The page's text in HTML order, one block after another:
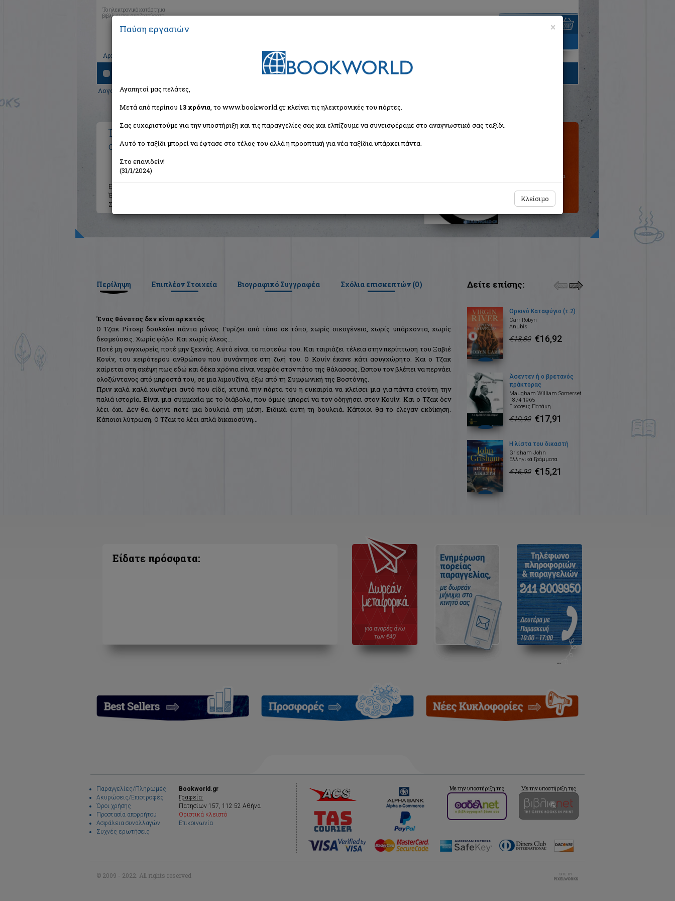
Το ηλεκτρονικό κατάστημα
βιβλίων που αναζητούσατε!
Αρχική
είναι άδειο
Λογοτεχνία>Μεταφρασμένη λογοτεχνία
Ένας θάνατος δεν είναι αρκετός
Child Lee 1954-
Εκδότης:
Έτος:
Σελίδες:
Δεν υπάρχει δυνατότητα
παραγγελίας
Περίληψη Επιπλέον Στοιχεία Βιογραφικό Συγγραφέα Σχόλια επισκεπτών (0)
Ένας θάνατος δεν είναι αρκετός
Ο Τζακ Ρίτσερ δουλεύει πάντα μόνος. Γυρίζει από τόπο σε τόπο, χωρίς οικογένεια, χωρίς υπάρχοντα, χωρίς
δεσμεύσεις. Χωρίς φόβο. Και χωρίς έλεος...
Ποτέ μη συγχωρείς, ποτέ μην ξεχνάς. Αυτό είναι το πιστεύω του. Και ταιριάζει τέλεια στην περίπτωση του Ξαβιέ
Κουίν, του χειρότερου ανθρώπου που συνάντησε στη ζωή του. Ο Κουίν έκανε κάτι ασυγχώρητο. Και ο Τζακ
χαίρεται στη σκέψη πως εδώ και δέκα χρόνια είναι νεκρός στον πάτο της θάλασσας. Ώσπου τον βλέπει να περνάει
ολοζώντανος από μπροστά του, σε μια λιμουζίνα, έξω από τη Συμφωνική της Βοστόνης.
Πριν καλά καλά χωνέψει αυτό που είδε, χτυπά την πόρτα του η ευκαιρία να κλείσει μια για πάντα ετούτη την
παλιά ιστορία. Είναι μια συμμαχία με το διάβολο, που όμως μπορεί να τον οδηγήσει στον Κουίν. Και ο Τζακ δεν
λέει όχι. Δεν θα άφηνε ποτέ μια δουλειά στη μέση. Ειδικά αυτή τη δουλειά. Κάποιοι θα το έλεγαν εκδίκηση.
Κάποιοι λύτρωση. Ο Τζακ το λέει απλά δικαιοσύνη...
Δείτε επίσης:
Ορεινό Καταφύγιο (τ.2)
Carr Robyn
Anubis
€18,80 €16,92
Άσεντεν ή ο βρετανός
πράκτορας
Maugham William Somerset
1874-1965
Εκδόσεις Πατάκη
€19,90 €17,91
Η λίστα του δικαστή
Grisham John
Ελληνικά Γράμματα
€16,90 €15,21
Είδατε πρόσφατα:
Παραγγελίες/Πληρωμές
Ακυρώσεις/Επιστροφές
Όροι χρήσης
Προστασία απορρήτου
Ασφάλεια συναλλαγών
Συχνές ερωτήσεις
Bookworld.gr
Γραφεία:
Πατησίων 157, 112 52 Αθήνα
Οριστικά κλειστό
Επικοινωνία
Με την υποστήριξη της Με την υποστήριξη της
© 2009 - 2022. All rights reserved
×
Παύση εργασιών
Αγαπητοί μας πελάτες,
Μετά από περίπου 13 χρόνια, το www.bookworld.gr κλείνει τις ηλεκτρονικές του πόρτες.
Σας ευχαριστούμε για την υποστήριξη και τις παραγγελίες σας και ελπίζουμε να συνεισφέραμε στο αναγνωστικό σας ταξίδι.
Αυτό το ταξίδι μπορεί να έφτασε στο τέλος του αλλά η προοπτική για νέα ταξίδια υπάρχει πάντα.
Στο επανιδείν!
(31/1/2024)
Κλείσιμο